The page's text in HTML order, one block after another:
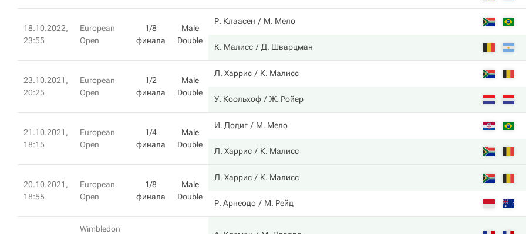
18.10.2022,
23:55
European
Open
1/8
финала
Male
Double
Р. Клаасен М. Мело
К. Малисс Д. Шварцман
23.10.2021,
20:25
European
Open
1/2
финала
Male
Double
Л. Харрис К. Малисс
У. Коольхоф Ж. Ройер
21.10.2021,
18:15
European
Open
1/4
финала
Male
Double
И. Додиг М. Мело
Л. Харрис К. Малисс
20.10.2021,
18:55
European
Open
1/8
финала
Male
Double
Л. Харрис К. Малисс
Р. Арнеодо М. Рейд
Wimbledon